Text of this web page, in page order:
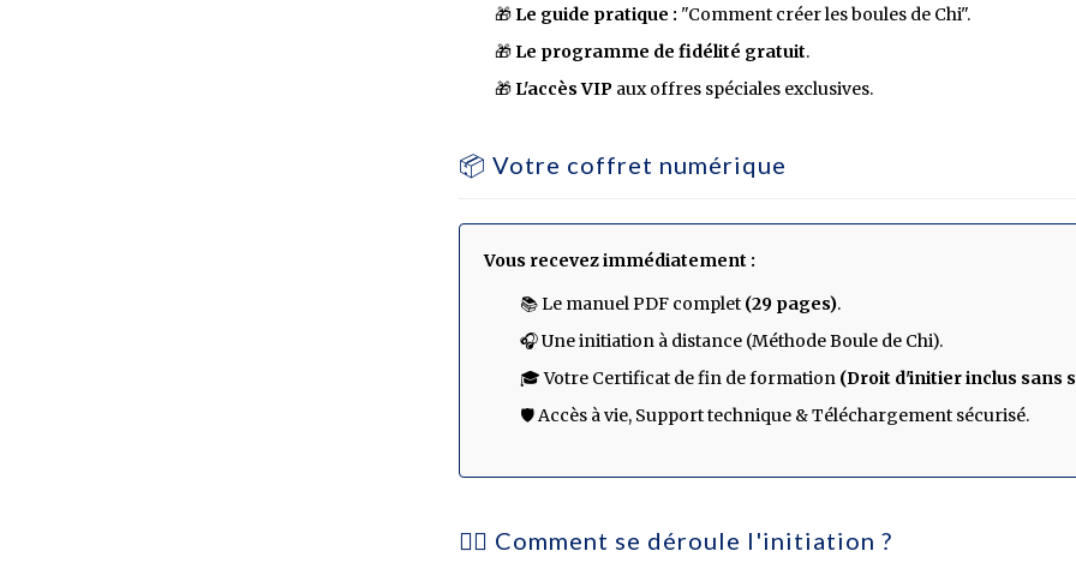
🎁 Le guide pratique : "Comment créer les boules de Chi".
🎁 Le programme de fidélité gratuit.
🎁 L'accès VIP aux offres spéciales exclusives.
📦 Votre coffret numérique
Vous recevez immédiatement :
📚 Le manuel PDF complet (29 pages).
🎧 Une initiation à distance (Méthode Boule de Chi).
🎓 Votre Certificat de fin de formation (Droit d'initier inclus sans
🛡️ Accès à vie, Support technique & Téléchargement sécurisé.
🧘‍♀️ Comment se déroule l'initiation ?